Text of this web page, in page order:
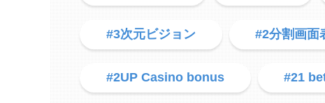
#3次元ビジョン #2分割画面
#2UP Casino bonus #21